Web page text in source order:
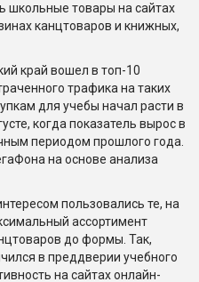
школьные товары на сайтах
канцтоваров и книжных,
край вошел в топ-10
трафика на таких
для учебы начал расти в
когда показатель вырос в
периодом прошлого года.
на основе анализа
пользовались те, на
ассортимент
до формы. Так,
в преддверии учебного
на сайтах онлайн-